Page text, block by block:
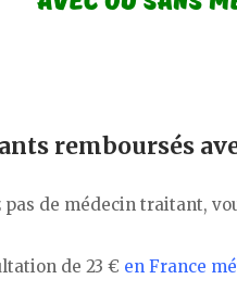
remboursés
pas de médecin traitant,
de 23 € en France